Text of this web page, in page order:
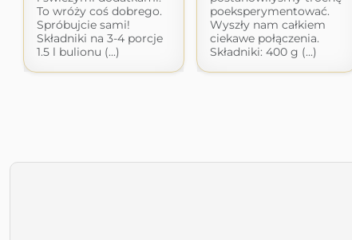
poeksperymentować.
Wyszły nam całkiem
ciekawe połączenia.
Składniki: 400 g (...)
To wróży coś dobrego.
Spróbujcie sami!
Składniki na 3-4 porcje
1.5 l bulionu (...)